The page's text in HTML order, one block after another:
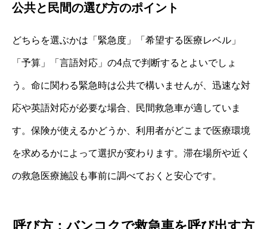
公共と民間の選び方のポイント
どちらを選ぶかは「緊急度」「希望する医療レベル」
「予算」「言語対応」の4点で判断するとよいでしょ
う。命に関わる緊急時は公共で構いませんが、迅速な対
応や英語対応が必要な場合、民間救急車が適していま
す。保険が使えるかどうか、利用者がどこまで医療環境
を求めるかによって選択が変わります。滞在場所や近く
の救急医療施設も事前に調べておくと安心です。
呼び方：バンコクで救急車を呼び出す方